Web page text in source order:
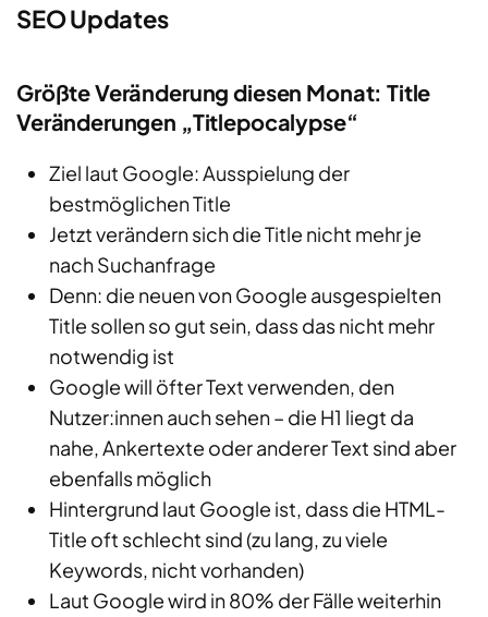
SEO Updates
Größte Veränderung diesen Monat: Title
Veränderungen „Titlepocalypse“
Ziel laut Google: Ausspielung der
bestmöglichen Title
Jetzt verändern sich die Title nicht mehr je
nach Suchanfrage
Denn: die neuen von Google ausgespielten
Title sollen so gut sein, dass das nicht mehr
notwendig ist
Google will öfter Text verwenden, den
Nutzer:innen auch sehen – die H1 liegt da
nahe, Ankertexte oder anderer Text sind aber
ebenfalls möglich
Hintergrund laut Google ist, dass die HTML-
Title oft schlecht sind (zu lang, zu viele
Keywords, nicht vorhanden)
Laut Google wird in 80% der Fälle weiterhin